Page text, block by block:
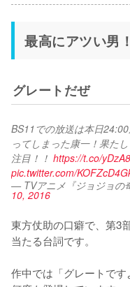
最高にアツい男
グレートだぜ
BS11での放送は本日
ってしまった康一！果た
注目！！ https://t.co/
pic.twitter.com/
— TVアニメ『ジョジョの
10, 2016
東方仗助の口癖で、第3
当たる台詞です。
作中では「グレートです